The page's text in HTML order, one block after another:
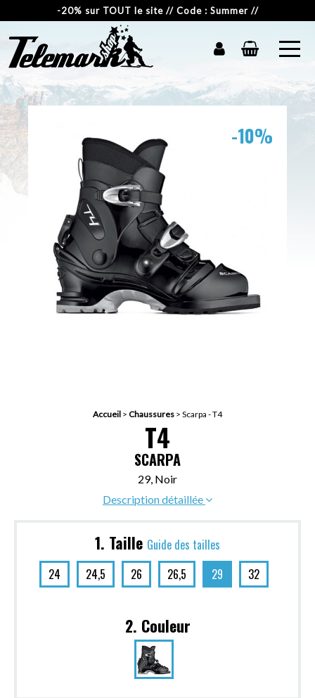
-20% sur TOUT le site // Code : Summer //
-10%
Accueil > Chaussures > Scarpa - T4
T4
SCARPA
29, Noir
Description détaillée
1. Taille Guide des tailles
24
24,5 26 26,5 29 32
2. Couleur